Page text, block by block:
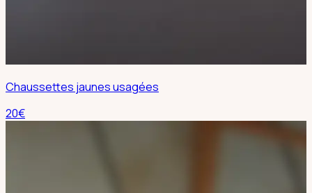
Chaussettes jaunes usagées
20€